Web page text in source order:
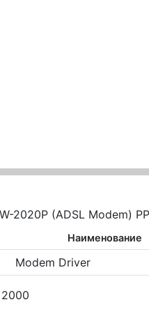
2020P (ADSL Modem)
Наименование
Modem Driver